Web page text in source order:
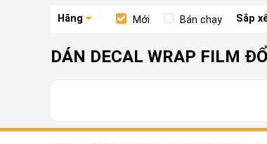
Hãng Mới Bán chạy Sắp
DÁN DECAL WRAP FILM